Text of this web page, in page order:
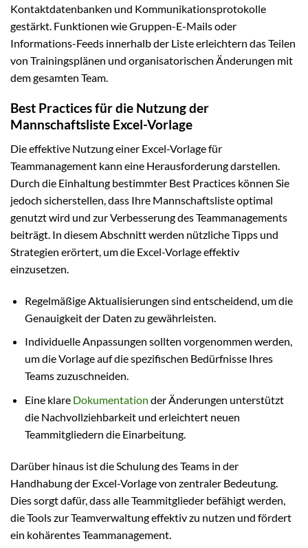
Kontaktdatenbanken und Kommunikationsprotokolle
gestärkt. Funktionen wie Gruppen-E-Mails oder
Informations-Feeds innerhalb der Liste erleichtern das Teilen
von Trainingsplänen und organisatorischen Änderungen mit
dem gesamten Team.
Best Practices für die Nutzung der
Mannschaftsliste Excel-Vorlage
Die effektive Nutzung einer Excel-Vorlage für
Teammanagement kann eine Herausforderung darstellen.
Durch die Einhaltung bestimmter Best Practices können Sie
jedoch sicherstellen, dass Ihre Mannschaftsliste optimal
genutzt wird und zur Verbesserung des Teammanagements
beiträgt. In diesem Abschnitt werden nützliche Tipps und
Strategien erörtert, um die Excel-Vorlage effektiv
einzusetzen.
Regelmäßige Aktualisierungen sind entscheidend, um die
Genauigkeit der Daten zu gewährleisten.
Individuelle Anpassungen sollten vorgenommen werden,
um die Vorlage auf die spezifischen Bedürfnisse Ihres
Teams zuzuschneiden.
Eine klare Dokumentation der Änderungen unterstützt
die Nachvollziehbarkeit und erleichtert neuen
Teammitgliedern die Einarbeitung.
Darüber hinaus ist die Schulung des Teams in der
Handhabung der Excel-Vorlage von zentraler Bedeutung.
Dies sorgt dafür, dass alle Teammitglieder befähigt werden,
die Tools zur Teamverwaltung effektiv zu nutzen und fördert
ein kohärentes Teammanagement.